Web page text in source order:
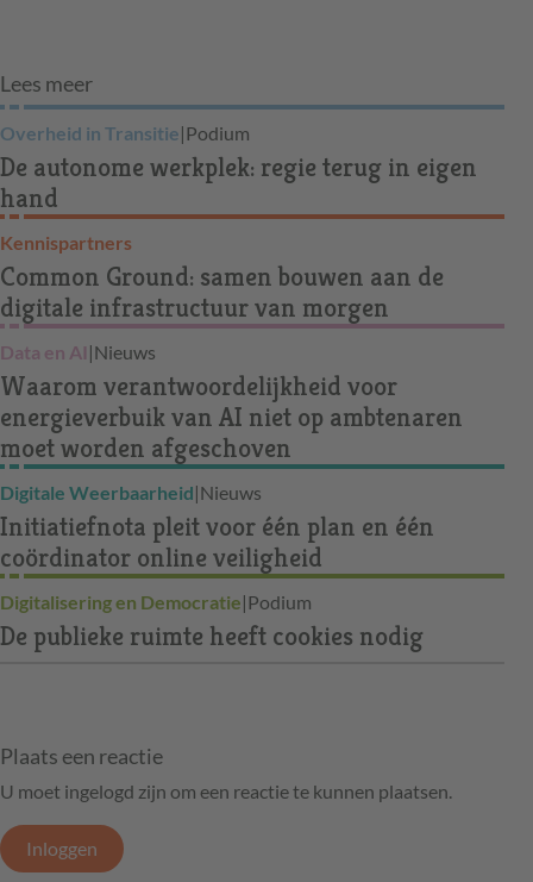
Lees meer
Overheid in Transitie|Podium
De autonome werkplek: regie terug in eigen
hand
Kennispartners
Common Ground: samen bouwen aan de
digitale infrastructuur van morgen
Data en AI |Nieuws
Waarom verantwoordelijkheid voor
energieverbuik van AI niet op ambtenaren
moet worden afgeschoven
Digitale Weerbaarheid|Nieuws
Initiatiefnota pleit voor één plan en één
coördinator online veiligheid
Digitalisering en Democratie|Podium
De publieke ruimte heeft cookies nodig
Plaats een reactie
U moet ingelogd zijn om een reactie te kunnen plaatsen.
Inloggen